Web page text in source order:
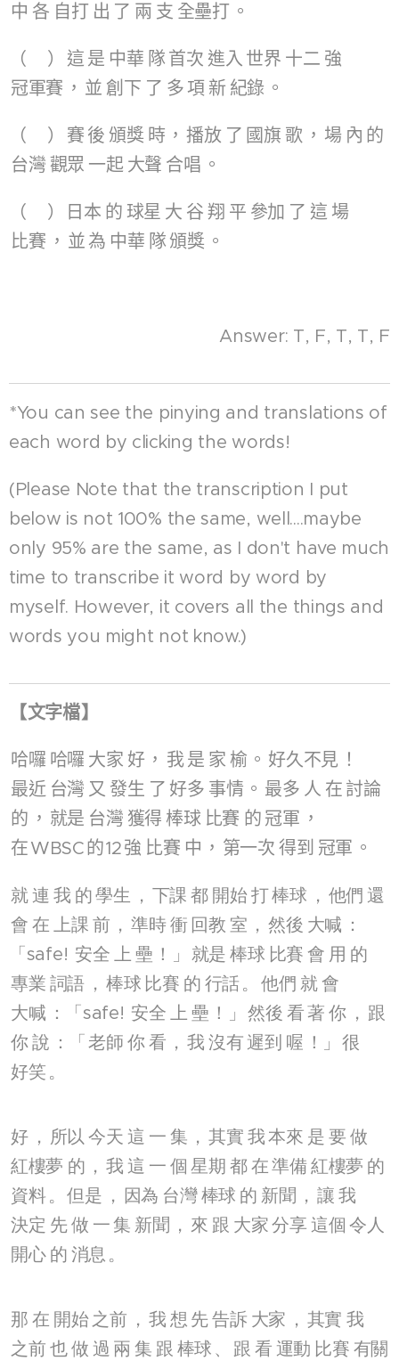
中 各 自打 出 了 兩 支 全壘打 。
（ ） 這 是 中華 隊 首次 進入 世界 十二 強
冠軍賽 ， 並 創下 了 多 項 新 紀錄 。
（ ） 賽 後 頒獎 時 ， 播放 了 國旗 歌 ， 場 內 的
台灣 觀眾 一起 大聲 合唱 。
（ ） 日本 的 球星 大 谷 翔 平 參加 了 這 場
比賽 ， 並 為 中華 隊 頒獎 。
Answer: T, F, T, T, F
*You can see the pinying and translations of
each word by clicking the words!
(Please Note that the transcription I put
below is not 100% the same, well....maybe
only 95% are the same, as I don't have much
time to transcribe it word by word by
myself. However, it covers all the things and
words you might not know.)
【文字檔】
哈囉 哈囉 大家 好 ， 我是 家 榆 。 好久不見 ！
最近 台灣 又 發生 了 好多 事情 。 最多 人 在 討論
的 ， 就是 台灣 獲得 棒球 比賽 的 冠軍 ，
在WBSC的12強 比賽 中 ， 第一次 得到 冠軍 。
就連 我 的學生 ， 下課 都 開始打棒球 ， 他們 還
會 在 上課 前 ， 準時 衝 回教 室 ， 然後 大喊 ：
「safe! 安全 上 壘 ！」 就是 棒球 比賽 會 用 的
專業 詞語 ， 棒球 比賽 的 行話。 他們 就會
大喊 ：「safe! 安全 上 壘 ！」 然後 看著 你 ， 跟
你說 ：「老師 你看 ， 我 沒有 遲到 喔 ！」 很
好笑 。
好 ， 所以今天 這 一 集 ， 其實 我本來 是 要 做
紅樓夢 的 ， 我 這 一 個 星期 都在準備紅樓夢 的
資料 。 但是 ， 因為 台灣棒球 的 新聞 ， 讓 我
決定 先做 一集 新聞 ， 來 跟 大家分享 這個 令人
開心 的 消息 。
那 在 開始之前 ， 我 想 先告訴 大家 ， 其實 我
之前 也做 過 兩 集 跟 棒球 、 跟 看 運動 比賽 有關